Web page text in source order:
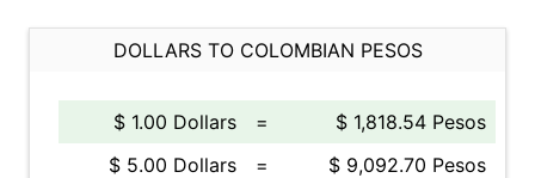
DOLLARS TO COLOMBIAN PESOS
$ 1.00 Dollars =
$ 1,818.54 Pesos
$ 5.00 Dollars
=
$ 9,092.70 Pesos